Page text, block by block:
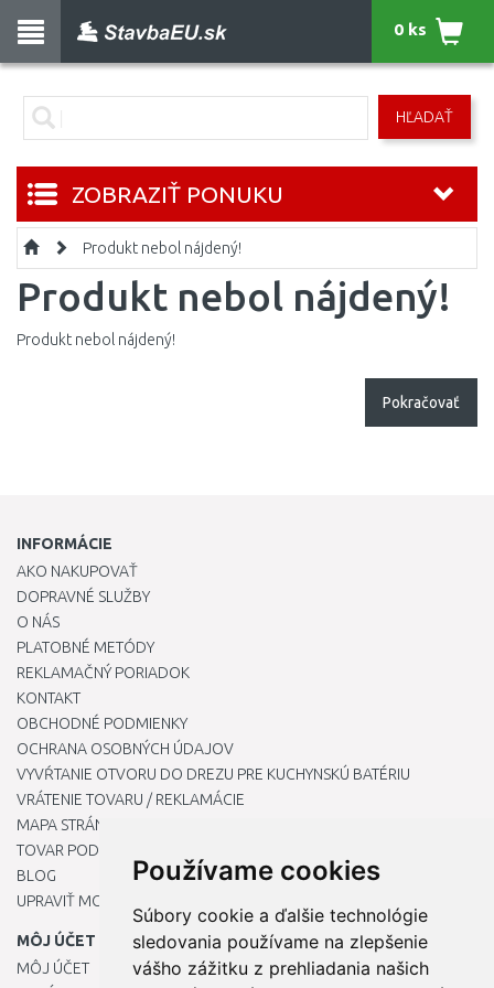
Používame cookies
Súbory cookie a ďalšie technológie
sledovania používame na zlepšenie
vášho zážitku z prehliadania našich
HĽADAŤ
0 ks
ZOBRAZIŤ PONUKU
Produkt nebol nájdený!
Produkt nebol nájdený!
Produkt nebol nájdený!
Pokračovať
INFORMÁCIE
AKO NAKUPOVAŤ
DOPRAVNÉ SLUŽBY
O NÁS
PLATOBNÉ METÓDY
REKLAMAČNÝ PORIADOK
KONTAKT
OBCHODNÉ PODMIENKY
OCHRANA OSOBNÝCH ÚDAJOV
VYVŔTANIE OTVORU DO DREZU PRE KUCHYNSKÚ BATÉRIU
VRÁTENIE TOVARU / REKLAMÁCIE
MAPA STRÁNOK
TOVAR PODĽA ZNAČIEK
BLOG
UPRAVIŤ MOJE PREDVOĽBY COOKIES
MÔJ ÚČET
MÔJ ÚČET